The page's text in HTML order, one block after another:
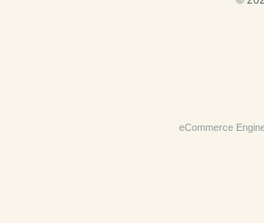
eCommerce